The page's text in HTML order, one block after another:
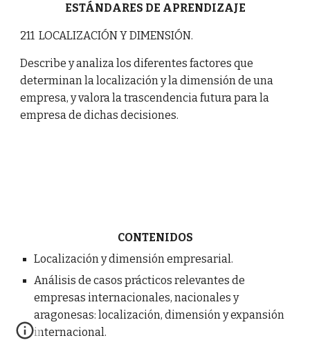
ESTÁNDARES DE APRENDIZAJE
211 LOCALIZACIÓN Y DIMENSIÓN.
Describe y analiza los diferentes factores que
determinan la localización y la dimensión de una
empresa, y valora la trascendencia futura para la
empresa de dichas decisiones.
CONTENIDOS
Localización y dimensión empresarial.
Análisis de casos prácticos relevantes de
empresas internacionales, nacionales y
aragonesas: localización, dimensión y expansión
internacional.